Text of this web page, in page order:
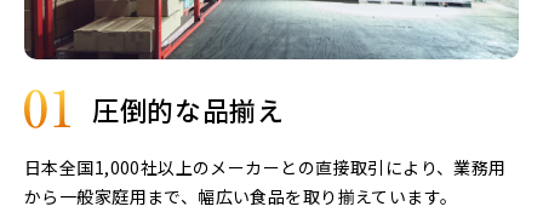
圧倒的な品揃え
日本全国1,000社以上のメーカーとの直接取引により、業務用
から一般家庭用まで、幅広い食品を取り揃えています。